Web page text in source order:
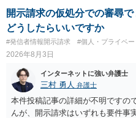
開示請求の仮処分での審尋
どうしたらいいですか
#発信者情報開示請求 #個人・プライベー
2026年8月3日
インターネットに強い弁護士
三村 勇人 弁護士
本件投稿記事の詳細が不明ですの
んが、開示請求はいずれも要件事